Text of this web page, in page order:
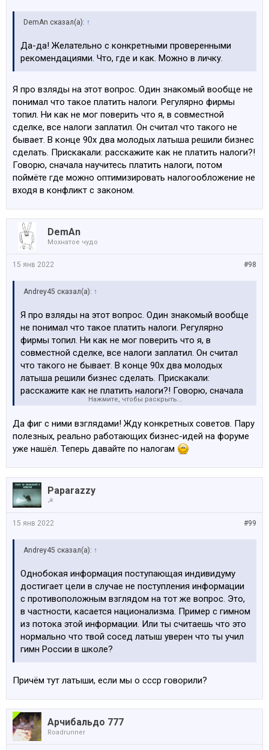
DemAn сказал(а): ↑
Да-да! Желательно с конкретными проверенными
рекомендациями. Что, где и как. Можно в личку.
Я про взляды на этот вопрос. Один знакомый вообще не
понимал что такое платить налоги. Регулярно фирмы
топил. Ни как не мог поверить что я, в совместной
сделке, все налоги заплатил. Он считал что такого не
бывает. В конце 90х два молодых латыша решили бизнес
сделать. Прискакали: расскажите как не платить налоги?!
Говорю, сначала научитесь платить налоги, потом
поймёте где можно оптимизировать налогообложение не
входя в конфликт с законом.
DemAn
Мохнатое чудо
#98
15 янв 2022
Andrey45 сказал(а): ↑
Я про взляды на этот вопрос. Один знакомый вообще
не понимал что такое платить налоги. Регулярно
фирмы топил. Ни как не мог поверить что я, в
совместной сделке, все налоги заплатил. Он считал
что такого не бывает. В конце 90х два молодых
латыша решили бизнес сделать. Прискакали:
расскажите как не платить налоги?! Говорю, сначала
научитесь платить налоги, потом поймёте где можно
конфликт с законом.
Нажмите, чтобы раскрыть...
Да фиг с ними взглядами! Жду конкретных советов. Пару
полезных, реально работающих бизнес-идей на форуме
уже нашёл. Теперь давайте по налогам
Paparazzy
☭
#99
15 янв 2022
Andrey45 сказал(а): ↑
Однобокая информация поступающая индивидуму
достигает цели в случае не поступления информации
с противоположным взглядом на тот же вопрос. Это,
в частности, касается национализма. Пример с гимном
из потока этой информации. Или ты считаешь что это
нормально что твой сосед латыш уверен что ты учил
гимн России в школе?
Причём тут латыши, если мы о ссср говорили?
Арчибальдо 777
Roadrunner